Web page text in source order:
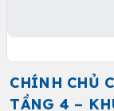
CHÍNH CHỦ
TẦNG 4 –